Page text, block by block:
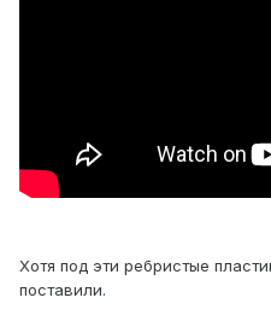
Хотя под эти ребристые
поставили.